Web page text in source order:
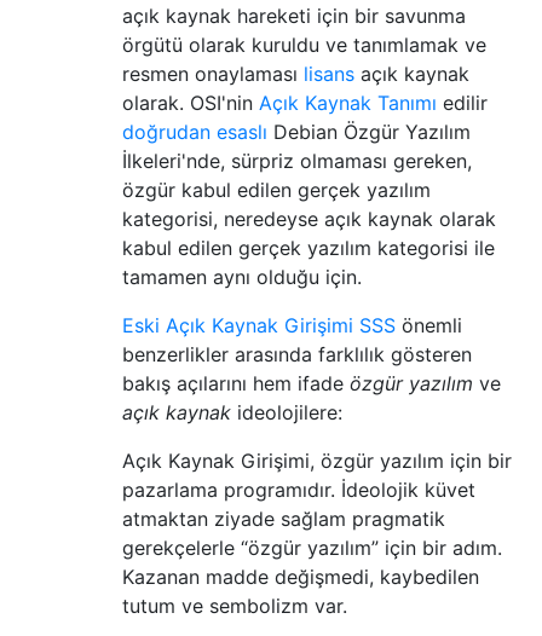
açık kaynak hareketi için bir savunma
örgütü olarak kuruldu ve tanımlamak ve
resmen onaylaması lisans açık kaynak
olarak. OSI'nin Açık Kaynak Tanımı edilir
doğrudan esaslı Debian Özgür Yazılım
İlkeleri'nde, sürpriz olmaması gereken,
özgür kabul edilen gerçek yazılım
kategorisi, neredeyse açık kaynak olarak
kabul edilen gerçek yazılım kategorisi ile
tamamen aynı olduğu için.
Eski Açık Kaynak Girişimi SSS önemli
benzerlikler arasında farklılık gösteren
bakış açılarını hem ifade özgür yazılım ve
açık kaynak ideolojilere:
Açık Kaynak Girişimi, özgür yazılım için bir
pazarlama programıdır. İdeolojik küvet
atmaktan ziyade sağlam pragmatik
gerekçelerle “özgür yazılım” için bir adım.
Kazanan madde değişmedi, kaybedilen
tutum ve sembolizm var.